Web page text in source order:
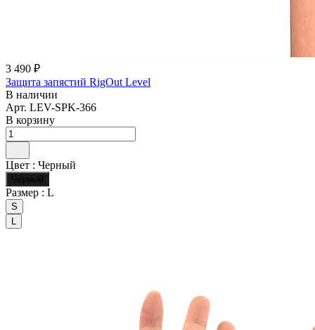
3 490 ₽
Защита запястий RigOut Level
В наличии
Арт. LEV-SPK-366
В корзину
Цвет : Черный
Черный
Размер : L
S